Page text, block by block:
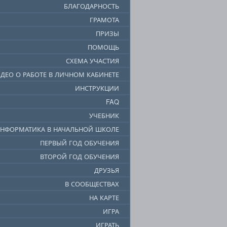
БЛАГОДАРНОСТЬ
ГРАМОТА
ПРИЗЫ
ПОМОЩЬ
СХЕМА УЧАСТИЯ
О РАБОТЕ В ЛИЧНОМ КАБИНЕТЕ
ИНСТРУКЦИИ
FAQ
УЧЕБНИК
В НАЧАЛЬНОЙ ШКОЛЕ
ПЕРВЫЙ ГОД ОБУЧЕНИЯ
ВТОРОЙ ГОД ОБУЧЕНИЯ
ДРУЗЬЯ
В СООБЩЕСТВАХ
НА КАРТЕ
ИГРА
ИГРАТЬ